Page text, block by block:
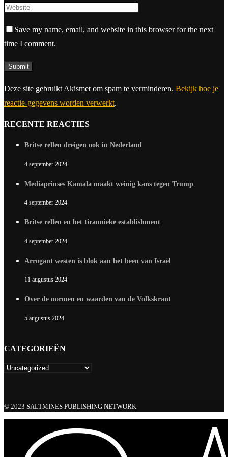
Save my name, email, and website in this browser for the next
time I comment.
Deze site gebruikt Akismet om spam te verminderen. Bekijk hoe je
reactie-gegevens worden verwerkt.
RECENTE REACTIES
Britse rellen dreigen ook in Nederland
4 september 2024
Mediaprinses Kamala maakt weinig kans tegen Trump
4 september 2024
Britse rellen en het tirannieke establishment
4 september 2024
Arrogant westen is blok aan het been van Israël
11 augustus 2024
Over de normen en waarden van de Volkskrant
5 augustus 2024
CATEGORIEËN
© 2023 SALTMINES PUBLISHING NETWORK